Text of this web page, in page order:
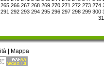
265 266 267 268 269 270 271 272 273 274
291 292 293 294 295 296 297 298 299 300
| Mappa